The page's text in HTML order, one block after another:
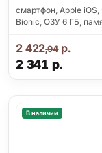
смартфон, Apple iOS,
Bionic, ОЗУ 6 ГБ,
2 341 р.
2 422,94р.
В наличии